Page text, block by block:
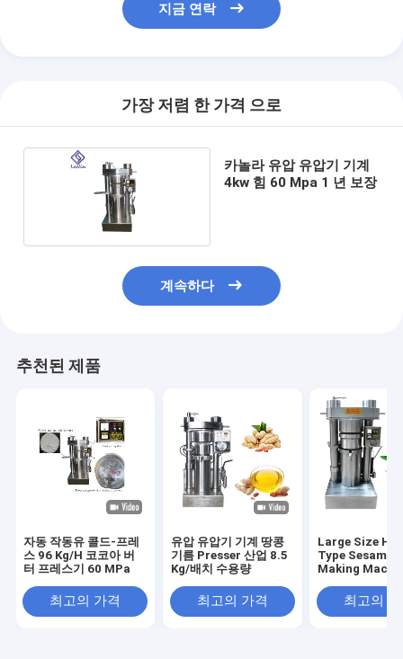
지금 연락
가장 저렴 한 가격 으로
카놀라 유압 유압기 기계
4kw 힘 60 Mpa 1 년 보장
계속하다
추천된 제품
자동 작동유 콜드-프레
스 96 Kg/H 코코아 버
터 프레스기 60 MPa
최고의 가격
유압 유압기 기계 땅콩
기름 Presser 산업 8.5
Kg/배치 수용량
최고의 가격
Large Size
Type Sesame
Making
Avocado
최고의